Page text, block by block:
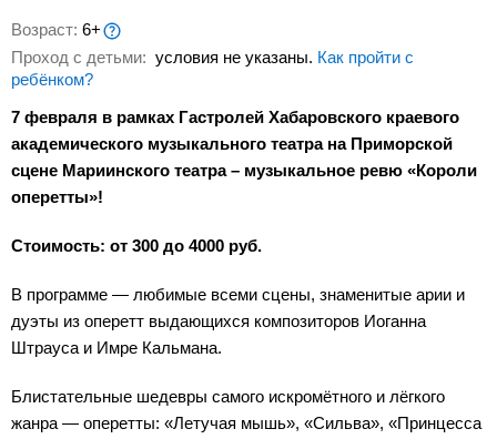
Возраст: 6+
Проход с детьми: условия не указаны. Как пройти с
ребёнком?
7 февраля в рамках Гастролей Хабаровского краевого
академического музыкального театра на Приморской
сцене Мариинского театра – музыкальное ревю «Короли
оперетты»!
Стоимость: от 300 до 4000 руб.
В программе — любимые всеми сцены, знаменитые арии и
дуэты из оперетт выдающихся композиторов Иоганна
Штрауса и Имре Кальмана.
Блистательные шедевры самого искромётного и лёгкого
жанра — оперетты: «Летучая мышь», «Сильва», «Принцесса